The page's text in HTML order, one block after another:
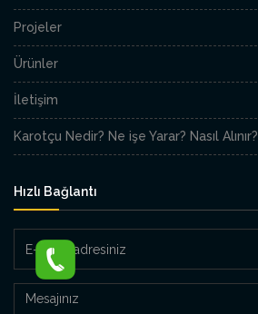
Projeler
Ürünler
İletişim
Karotçu Nedir? Ne işe Yarar? Nasıl Alınır?
Hızlı Bağlantı
Posta
adresiniz
Mesajınız